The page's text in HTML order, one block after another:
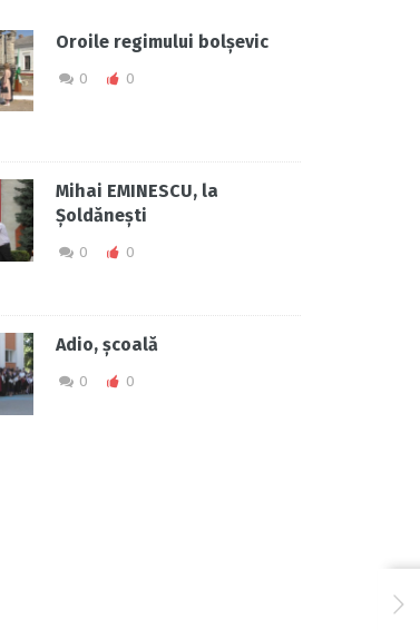
Oroile regimului bolșevic
0 0
Mihai EMINESCU, la
Șoldănești
0 0
Adio, școală
0 0